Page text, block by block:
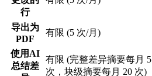
行
导出为
PDF
有限 (5 次/月)
使用AI
总结差
有限 (完整差异摘要每月 5
次，块级摘要每月 20 次)